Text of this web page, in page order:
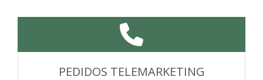
PEDIDOS TELEMARKETING